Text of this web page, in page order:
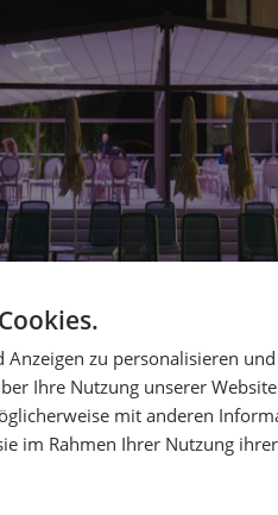
LIVING
zu personalisieren
Ihre Nutzung unserer
mit anderen
im Rahmen Ihrer Nutzung